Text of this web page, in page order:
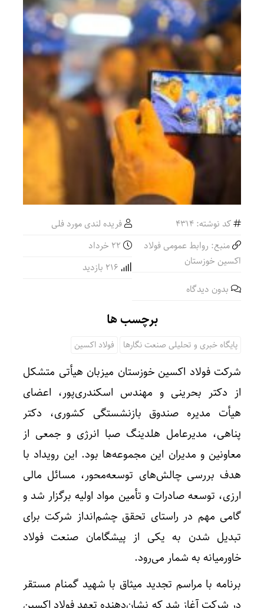
کد نوشته: 4314
فریده لندی مورد فلی
منبع: روابط عمومی فولاد
اکسین خوزستان
بدون دیدگاه
برچسب ها
پایگاه خبری و تحلیلی صنعت نگارها فولاد اکسین
شرکت فولاد اکسین خوزستان میزبان هیأتی متشکل
از دکتر بحرینی و مهندس اسکندری‌پور، اعضای
هیأت مدیره صندوق بازنشستگی کشوری، دکتر
پناهی، مدیرعامل هلدینگ صبا انرژی و جمعی از
معاونین و مدیران این مجموعه‌ها بود. این رویداد با
هدف بررسی چالش‌های توسعه‌محور، مسائل مالی
ارزی، توسعه صادرات و تأمین مواد اولیه برگزار شد و
گامی مهم در راستای تحقق چشم‌انداز شرکت برای
تبدیل شدن به یکی از پیشگامان صنعت فولاد
خاورمیانه به شمار می‌رود.
برنامه با مراسم تجدید میثاق با شهید گمنام مستقر